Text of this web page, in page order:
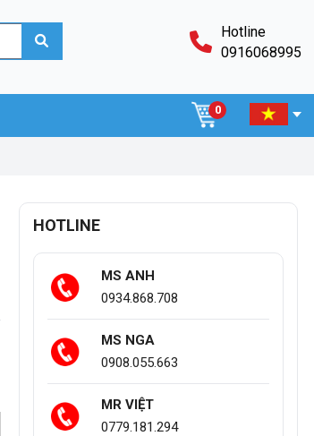
Hotline
0916068995
0
HOTLINE
MS ANH
0934.868.708
MS NGA
0908.055.663
MR VIỆT
0779.181.294